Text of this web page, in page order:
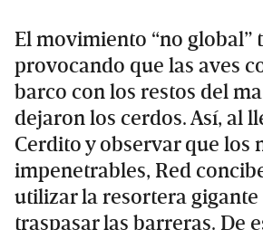
El movimiento “no global”
provocando que las aves
barco con los restos del
dejaron los cerdos. Así, al
Cerdito y observar que los
impenetrables, Red
utilizar la resortera
traspasar las barreras. De